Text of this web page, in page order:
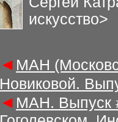
искусство>
◄ МАН
Новиковой.
◄ МАН. Выпуск